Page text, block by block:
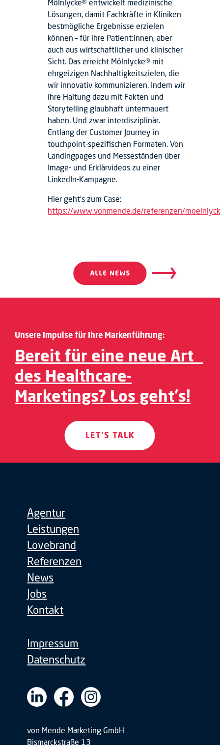
Mölnlycke® entwickelt medizinische
Lösungen, damit Fachkräfte in Kliniken
bestmögliche Ergebnisse erzielen
können – für ihre Patient:innen, aber
auch aus wirtschaftlicher und klinischer
Sicht. Das erreicht Mölnlycke® mit
ehrgeizigen Nachhaltigkeitszielen, die
wir innovativ kommunizieren. Indem wir
ihre Haltung dazu mit Fakten und
Storytelling glaubhaft untermauert
haben. Und zwar interdisziplinär.
Entlang der Customer Journey in
touchpoint-spezifischen Formaten. Von
Landingpages und Messeständen über
Image- und Erklärvideos zu einer
LinkedIn-Kampagne.
Hier geht’s zum Case:
https://www.vonmende.de/referenzen/
Beitragsnavigation
Unsere Impulse für Ihre Markenführung:
Bereit für eine neue Art
des Healthcare-
Marketings? Los geht‘s!
von Mende Marketing GmbH
Bismarckstraße 13
Agentur
Leistungen
Lovebrand
Referenzen
News
Jobs
Kontakt
Impressum
Datenschutz